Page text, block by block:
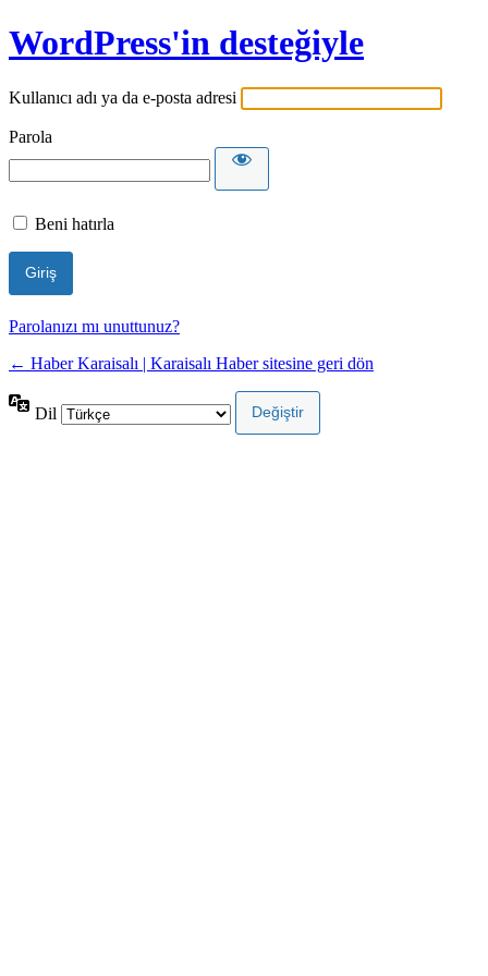
WordPress'in desteğiyle
Kullanıcı adı ya da e-posta adresi
Parola
Beni hatırla
Parolanızı mı unuttunuz?
← Haber Karaisalı | Karaisalı Haber sitesine geri dön
Dil